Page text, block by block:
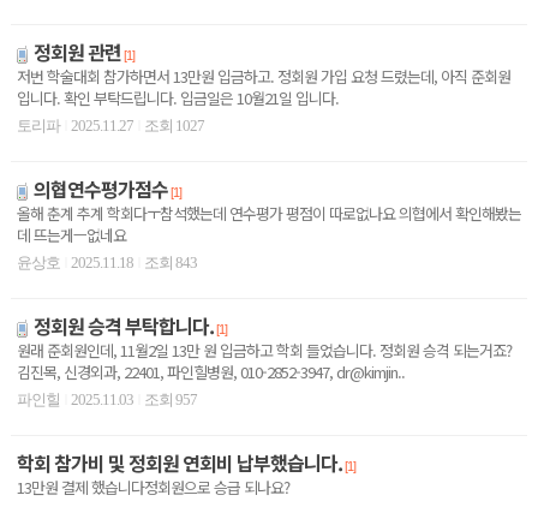
정회원 관련[1]
저번 학술대회 참가하면서 13만원 입금하고. 정회원 가입 요청 드렸는데, 아직 준회원
입니다. 확인 부탁드립니다. 입금일은 10월21일 입니다.
토리파 2025.11.27 조회 1027
의협연수평가점수[1]
올해 춘계 추계 학회다ㅜ참석했는데 연수평가 평점이 따로없나요 의협에서 확인해봤는
데 뜨는게ㅡ없네요
윤상호 2025.11.18 조회 843
정회원 승격 부탁합니다.[1]
원래 준회원인데, 11월2일 13만 원 입금하고 학회 들었습니다. 정회원 승격 되는거죠?
김진목, 신경외과, 22401, 파인힐병원, 010-2852-3947, dr@kimjin..
파인힐 2025.11.03 조회 957
학회 참가비 및 정회원 연회비 납부했습니다.[1]
13만원 결제 했습니다정회원으로 승급 되나요?